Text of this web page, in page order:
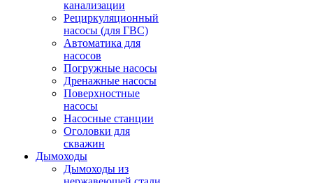
канализации
Рециркуляционный
насосы (для ГВС)
Автоматика для
насосов
Погружные насосы
Дренажные насосы
Поверхностные
насосы
Насосные станции
Оголовки для
скважин
Дымоходы
Дымоходы из